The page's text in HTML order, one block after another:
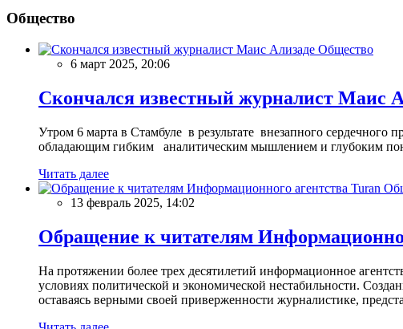
Общество
Общество
6 март 2025, 20:06
Скончался известный журналист Маис
Утром 6 марта в Стамбуле в результате внезапного
обладающим гибким аналитическим мышлением и глубоким
Читать далее
13 февраль 2025, 14:02
Обращение к читателям
На протяжении более трех десятилетий информационное
условиях политической и экономической нестабильности.
оставаясь верными своей приверженности журналистике,